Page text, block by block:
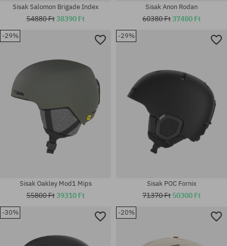
Sisak Salomon Brigade Index
54880 Ft38390 Ft
Sisak Anon Rodan
60380 Ft37480 Ft
-29%
Sisak Oakley Mod1 Mips
55800 Ft39310 Ft
-29%
Sisak POC Fornix
71370 Ft 50300 Ft
-30% -20%